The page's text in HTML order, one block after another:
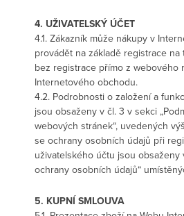
4. UŽIVATELSKÝ ÚČET
4.1. Zákazník může nákupy v
provádět na základě registrace
bez registrace přímo z webového
Internetového obchodu.
4.2. Podrobnosti o založení a
jsou obsaženy v čl. 3 v sekci
webových stránek“, uvedených
se ochrany osobních údajů při
uživatelského účtu jsou obsaženy
ochrany osobních údajů“
5. KUPNÍ SMLOUVA